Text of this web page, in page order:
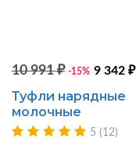
10 991 ₽ -15% 9 342 ₽
Туфли нарядные
молочные
5 (12)